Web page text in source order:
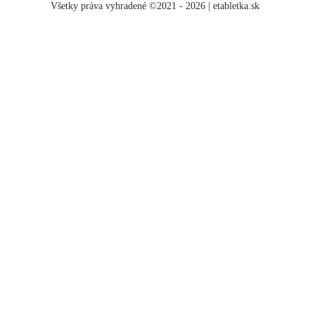
Všetky práva vyhradené ©2021 - 2026 | etabletka.sk